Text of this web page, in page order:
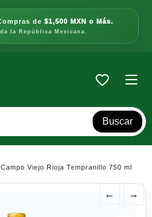
de $1,500 MXN o Más.
la República Mexicana.
Buscar
Viejo Rioja Tempranillo 750 ml
← →